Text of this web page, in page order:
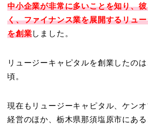
中小企業が非常に多いことを知り、
く、ファイナンス業を展開するリュ
を創業しました。
リュージーキャピタルを創業したの
頃。
現在もリュージーキャピタル、ケン
経営のほか、栃木県那須塩原市にあ